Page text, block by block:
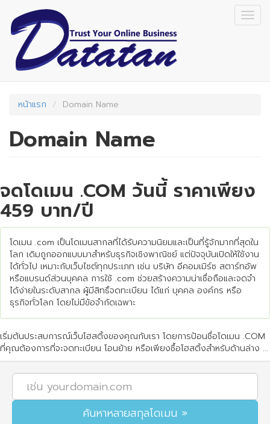
main
content
หน้าแรก Domain Name
Domain Name
จดโดเมน .COM วันนี้ ราคาเพียง
459 บาท/ปี
โดเมน .com เป็นโดเมนสากลที่ได้รับความนิยมและเป็นที่รู้จักมากที่สุดใน
โลก เดิมถูกออกแบบมาสำหรับธุรกิจเชิงพาณิชย์ แต่ปัจจุบันเปิดให้ใช้งาน
ได้ทั่วไป เหมาะกับเว็บไซต์ทุกประเภท เช่น บริษัท อีคอมเมิร์ซ สตาร์ทอัพ
หรือแบรนด์ส่วนบุคคล การใช้ .com ช่วยสร้างความน่าเชื่อถือและจดจำ
ได้ง่ายในระดับสากล ผู้มีสิทธิ์จดทะเบียน ได้แก่ บุคคล องค์กร หรือ
ธุรกิจทั่วโลก โดยไม่มีข้อจำกัดเฉพาะ
เริ่มต้นประสบการณ์เว็บโฮสติ้งของคุณกับเรา โดยการป้อนชื่อโดเมน .COM
ที่คุณต้องการที่จะจดทะเบียน โอนย้าย หรือเพียงซื้อโฮสติ้งสำหรับด้านล่าง ...